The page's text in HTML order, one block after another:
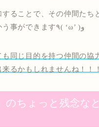
ることで、その仲間たち
力して敵に立ち向かう事ができます٩( ‘ω’ )و
同じ目的を持つ仲間の協
るかもしれませんね！！！
のちょっと残念な